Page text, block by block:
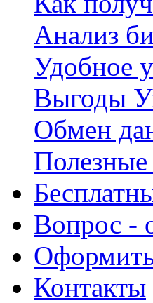
Анализ
Удобное
Выгоды
Обмен
Вопрос -
Оформить
Контакты